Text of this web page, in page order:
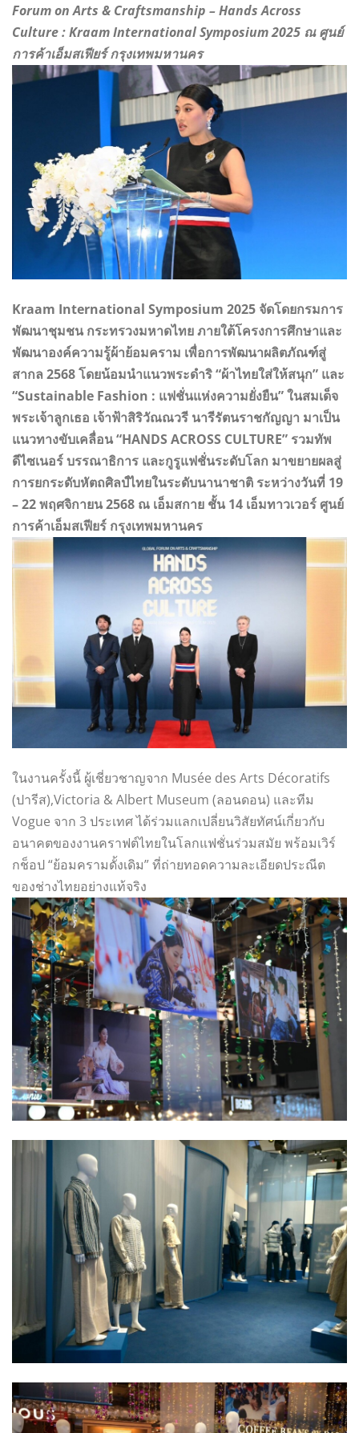
Forum on Arts & Craftsmanship – Hands Across
Culture : Kraam International Symposium 2025 ณ ศูนย์
การค้าเอ็มสเฟียร์ กรุงเทพมหานคร
Kraam International Symposium 2025 จัดโดยกรมการ
พัฒนาชุมชน กระทรวงมหาดไทย ภายใต้โครงการศึกษาและ
พัฒนาองค์ความรู้ผ้าย้อมคราม เพื่อการพัฒนาผลิตภัณฑ์สู่
สากล 2568 โดยน้อมนำแนวพระดำริ “ผ้าไทยใส่ให้สนุก” และ
“Sustainable Fashion : แฟชั่นแห่งความยั่งยืน” ในสมเด็จ
พระเจ้าลูกเธอ เจ้าฟ้าสิริวัณณวรี นารีรัตนราชกัญญา มาเป็น
แนวทางขับเคลื่อน “HANDS ACROSS CULTURE” รวมทัพ
ดีไซเนอร์ บรรณาธิการ และกูรูแฟชั่นระดับโลก มาขยายผลสู่
การยกระดับหัตถศิลป์ไทยในระดับนานาชาติ ระหว่างวันที่ 19
– 22 พฤศจิกายน 2568 ณ เอ็มสกาย ชั้น 14 เอ็มทาวเวอร์ ศูนย์
การค้าเอ็มสเฟียร์ กรุงเทพมหานคร
ในงานครั้งนี้ ผู้เชี่ยวชาญจาก Musée des Arts Décoratifs
(ปารีส),Victoria & Albert Museum (ลอนดอน) และทีม
Vogue จาก 3 ประเทศ ได้ร่วมแลกเปลี่ยนวิสัยทัศน์เกี่ยวกับ
อนาคตของงานคราฟต์ไทยในโลกแฟชั่นร่วมสมัย พร้อมเวิร์
กช็อป “ย้อมครามดั้งเดิม” ที่ถ่ายทอดความละเอียดประณีต
ของช่างไทยอย่างแท้จริง